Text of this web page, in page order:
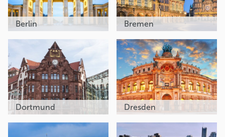
Berlin Bremen
Dortmund Dresden